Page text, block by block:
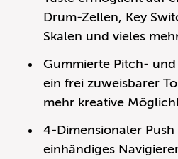
Drum-Zellen, Key
Skalen und vieles
Gummierte Pitch-
ein frei zuweisbarer
mehr kreative
4-Dimensionaler
einhändiges